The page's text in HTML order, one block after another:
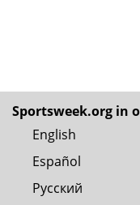
Sportsweek.org in
English
Español
Русский